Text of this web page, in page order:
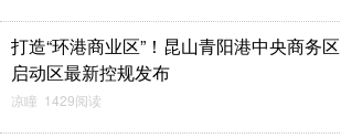
打造“环港商业区”！昆山青阳港中央商务区
启动区最新控规发布
凉瞳 1429阅读